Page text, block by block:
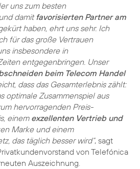
uns zum besten
damitfavorisierten Partner am
haben, ehrt uns sehr. Ich
für das große Vertrauen
insbesondere in
entgegenbringen. Unser
beim Telecom Handel
dass das Gesamterlebnis zählt:
optimale Zusammenspiel aus
hervorragenden Preis-
einem exzellenten Vertrieb und
Marke und einem
das täglich besser wird“, sagt
von Telefónica
Auszeichnung.